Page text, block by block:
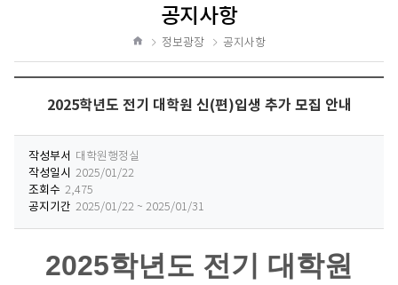
공지사항
정보광장 공지사항
기
2025학년도 전기 대학원 신(편)입생 추가 모집 안내
작성부서 대학원행정실
작성일시 2025/01/22
조회수 2,475
공지기간 2025/01/22 ~ 2025/01/31
2025학년도 전기 대학원